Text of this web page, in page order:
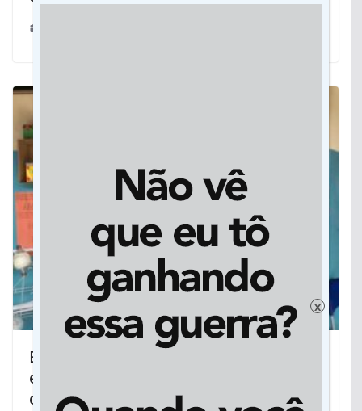
Em tempos de intolerância, o jeito é
entender o que é respeito com as
crianças
x